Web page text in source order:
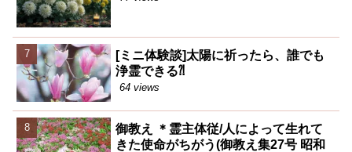
[ミニ体験談]太陽に祈ったら、誰でも
浄霊できる⁈
64 views
御教え ＊霊主体従/人によって生れて
きた使命がちがう(御教え集27号 昭和